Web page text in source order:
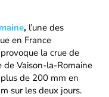
, l’une des
en France
la crue de
de Vaison-la-Romaine
de 200 mm en
sur les deux jours.